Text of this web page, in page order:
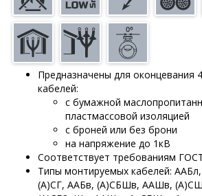
Предназначены для оконцевания
кабелей:
с бумажной
пластмассовой изоляцией
с броней или без брони
на напряжение до 1кВ
Соответствует требованиям
Типы монтируемых кабелей:
(А)СГ, ААБв, (А)СБШв, ААШв,